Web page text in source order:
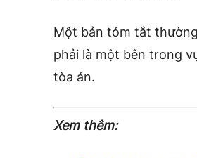
Một bản tóm tắt
phải là một bên trong
tòa án.
Xem thêm: